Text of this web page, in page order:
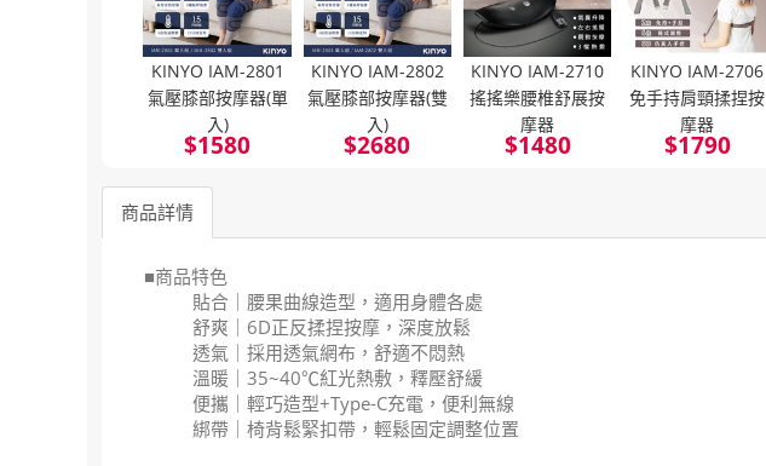
KINYO IAM-2801
氣壓膝部按摩器(單
入)
$1580
KINYO IAM-2802
氣壓膝部按摩器(雙
入)
$2680
KINYO IAM-2710
搖搖樂腰椎舒展按
摩器
$1480
KINYO IAM-2706
免手持肩頸揉捏按
摩器
$1790
商品詳情
■商品特色
貼合｜腰果曲線造型，適用身體各處
舒爽｜6D正反揉捏按摩，深度放鬆
透氣｜採用透氣網布，舒適不悶熱
溫暖｜35~40℃紅光熱敷，釋壓舒緩
便攜｜輕巧造型+Type-C充電，便利無線
綁帶｜椅背鬆緊扣帶，輕鬆固定調整位置